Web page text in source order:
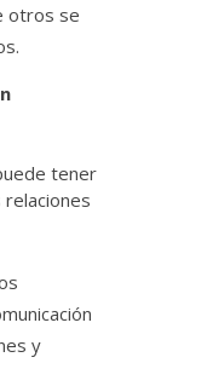
otros se
tener
y